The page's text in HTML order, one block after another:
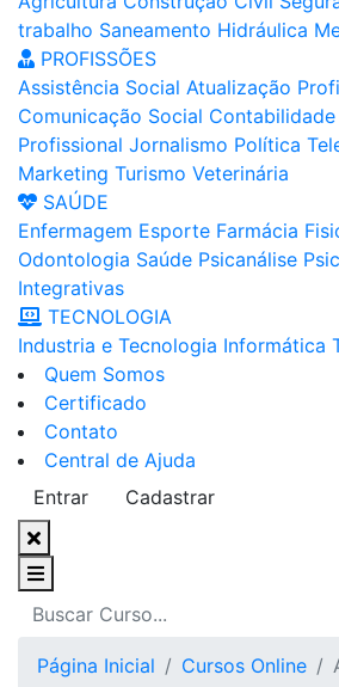
trabalho Saneamento Hidráulica
PROFISSÕES
Assistência Social Atualização
Comunicação Social Contabilidade
Profissional Jornalismo Política
Marketing Turismo Veterinária
SAÚDE
Enfermagem Esporte Farmácia
Odontologia Saúde Psicanálise
Integrativas
TECNOLOGIA
Industria e Tecnologia Informática
Quem Somos
Certificado
Contato
Central de Ajuda
Entrar
Cadastrar
Página Inicial Cursos Online